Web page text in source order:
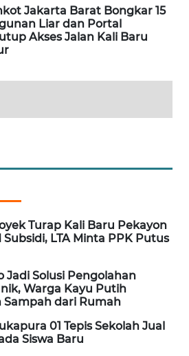
Jakarta Barat Bongkar 15
Liar dan Portal
Akses Jalan Kali Baru
Turap Kali Baru Pekayon
LTA Minta PPK Putus
Jadi Solusi Pengolahan
Warga Kayu Putih
Sampah dari Rumah
01 Tepis Sekolah Jual
Siswa Baru